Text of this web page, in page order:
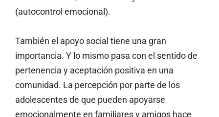
(autocontrol emocional).
También el apoyo social tiene una gran
importancia. Y lo mismo pasa con el sentido de
pertenencia y aceptación positiva en una
comunidad. La percepción por parte de los
adolescentes de que pueden apoyarse
emocionalmente en familiares y amigos hace